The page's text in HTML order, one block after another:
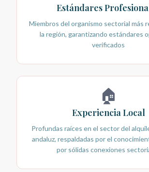
Estándares
Miembros del organismo sectorial más
la región, garantizando estándares
verificados
🏠
Experiencia Local
Profundas raíces en el sector del
andaluz, respaldadas por el
por sólidas conexiones